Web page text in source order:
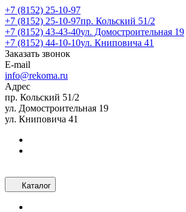
+7 (8152) 25-10-97
+7 (8152) 25-10-97пр. Кольский 51/2
+7 (8152) 43-43-40ул. Домостроительная 19
+7 (8152) 44-10-10ул. Книповича 41
Заказать звонок
E-mail
info@rekoma.ru
Адрес
пр. Кольский 51/2
ул. Домостроительная 19
ул. Книповича 41
Каталог